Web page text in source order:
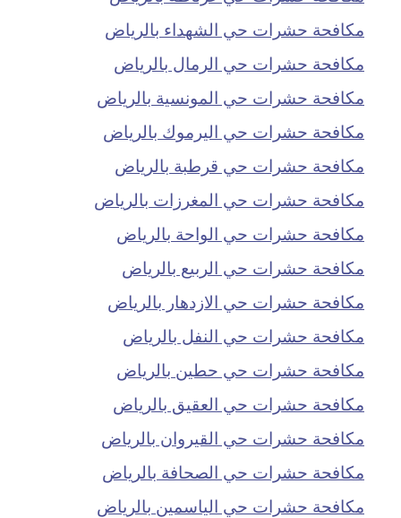
مكافحة حشرات حي الشهداء بالرياض
مكافحة حشرات حي الرمال بالرياض
مكافحة حشرات حي المونسية بالرياض
مكافحة حشرات حي اليرموك بالرياض
مكافحة حشرات حي قرطبة بالرياض
مكافحة حشرات حي المغرزات بالرياض
مكافحة حشرات حي الواحة بالرياض
مكافحة حشرات حي الربيع بالرياض
مكافحة حشرات حي الازدهار بالرياض
مكافحة حشرات حي النفل بالرياض
مكافحة حشرات حي حطين بالرياض
مكافحة حشرات حي العقيق بالرياض
مكافحة حشرات حي القيروان بالرياض
مكافحة حشرات حي الصحافة بالرياض
مكافحة حشرات حي الياسمين بالرياض